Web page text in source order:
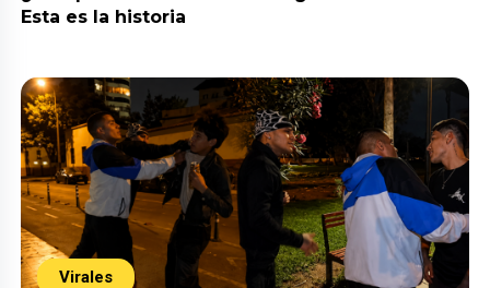
Esta es la historia
Virales